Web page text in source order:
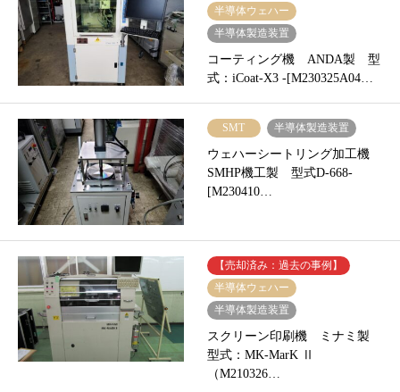
半導体ウェハー
半導体製造装置
コーティング機 ANDA製 型
式：iCoat-X3 -[M230325A04…
SMT 半導体製造装置
ウェハーシートリング加工機
SMHP機工製 型式D-668-
[M230410…
【売却済み：過去の事例】
半導体ウェハー
半導体製造装置
スクリーン印刷機 ミナミ製
型式：MK-MarK Ⅱ
（M210326…